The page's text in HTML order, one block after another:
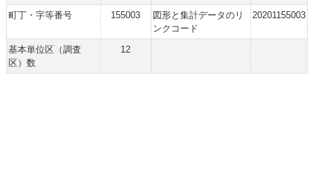
町丁・字等番号 155003
図形と集計データのリ
ンクコード
20201155003
基本単位区（調査
区）数
12